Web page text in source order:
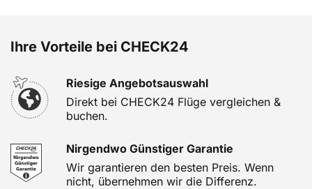
Ihre Vorteile bei CHECK24
Riesige Angebotsauswahl
Direkt bei CHECK24 Flüge vergleichen &
buchen.
Nirgendwo Günstiger Garantie
Wir garantieren den besten Preis. Wenn
nicht, übernehmen wir die Differenz.